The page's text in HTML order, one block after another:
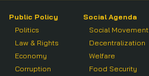
Public Policy
Politics
Law & Rights
Economy
Corruption
Social Agenda
Social Movement
Decentralization
Welfare
Food Security